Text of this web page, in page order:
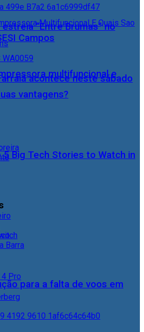
multifuncional e
vantagens?
Big Tech Stories to Watch in
Pro
“Entre Brumas” no
Campos
acontece neste sábado
Barra
para a falta de voos em